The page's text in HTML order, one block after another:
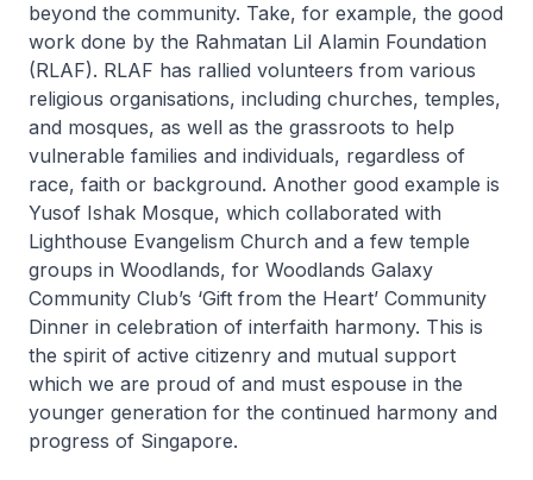
beyond the community. Take, for example, the good
work done by the Rahmatan Lil Alamin Foundation
(RLAF). RLAF has rallied volunteers from various
religious organisations, including churches, temples,
and mosques, as well as the grassroots to help
vulnerable families and individuals, regardless of
race, faith or background. Another good example is
Yusof Ishak Mosque, which collaborated with
Lighthouse Evangelism Church and a few temple
groups in Woodlands, for Woodlands Galaxy
Community Club’s ‘Gift from the Heart’ Community
Dinner in celebration of interfaith harmony. This is
the spirit of active citizenry and mutual support
which we are proud of and must espouse in the
younger generation for the continued harmony and
progress of Singapore.